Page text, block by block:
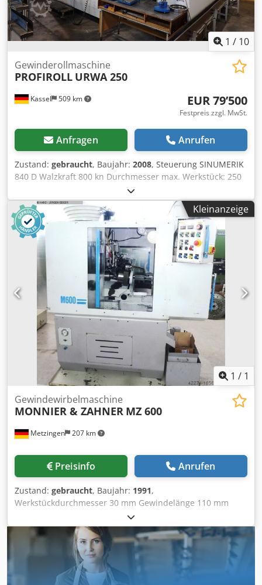
1 / 10
Kassel 509 km
Gewinderollmaschine
PROFIROLL URWA 250
EUR 79’500
Festpreis zzgl. MwSt.
Anfragen Anrufen
Zustand: gebraucht, Baujahr: 2008, Steuerung SINUMERIK
840 D Walzkraft 800 kn Durchmesser max. Werkstück: 250
mm Werkstückbreite 80 mm Spindeldurchmesser 110 mm
Spindeldrehzahl 100-700 1/min Antriebsleistung 110 kW
Dsdsztfwlspfx Akvewa Länge 2600 mm Breite 2600 mm
Höhe 2600 mm Gewicht 12,5 t Dorndurchmesser: 45-
100mm Lieferumfang Zentralschmierung stufenlose
Drehzahlen proportionale Messeinrichtung lineare
Walzendornführung Ablaufüberwachung für Walzdorn
Prozessdatenmanagement Walzausrüstung Zuteiler 130-
190 mm /B 46- 80 mm Magazin 130-190 mm Messkopf
separate Kühleinheit elektronische Einrichthilfe
Prozessvisualisierung Ringstopper und Umlegeeinrichtung
zum Wenden des gewalzten Teiles Der Anschaffungspreis
im Jahr 2008 lag bei 500.00,—Euro netto Unser
Angebotspreis inklusive der auf dem Bild abgebildeten
Kleinanzeige
1 / 1
Metzingen 207 km
Gewindewirbelmaschine
MONNIER & ZAHNER MZ 600
Preisinfo Anrufen
Zustand: gebraucht, Baujahr: 1991,
Werkstückdurchmesser 30 mm Gewindelänge 110 mm
Gewindesteigung 0,5-2,75 mm/GG Gesamtleistungsbedarf
4,5 kW Maschinengewicht ca. 1,7 t Raumbedarf ca. m M O
N N I E R & ZAHNER Schweiz Gewindewirbelmaschine mit
Werkstückladeeinrichtung Type MZ 600, Baujahr ca. 1991,
# 3591 _____ Werkstück-Ø max. ca. 30 mm Werkstücklänge
max. ca. 110 mm Fräslänge axial ca. 100 mm Modul in